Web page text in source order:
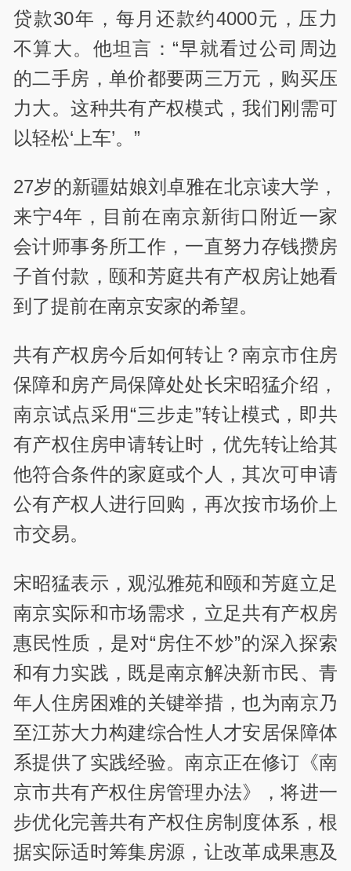
贷款30年，每月还款约4000元，压力
不算大。他坦言：“早就看过公司周边
的二手房，单价都要两三万元，购买压
力大。这种共有产权模式，我们刚需可
以轻松‘上车’。”
27岁的新疆姑娘刘卓雅在北京读大学，
来宁4年，目前在南京新街口附近一家
会计师事务所工作，一直努力存钱攒房
子首付款，颐和芳庭共有产权房让她看
到了提前在南京安家的希望。
共有产权房今后如何转让？南京市住房
保障和房产局保障处处长宋昭猛介绍，
南京试点采用“三步走”转让模式，即共
有产权住房申请转让时，优先转让给其
他符合条件的家庭或个人，其次可申请
公有产权人进行回购，再次按市场价上
市交易。
宋昭猛表示，观泓雅苑和颐和芳庭立足
南京实际和市场需求，立足共有产权房
惠民性质，是对“房住不炒”的深入探索
和有力实践，既是南京解决新市民、青
年人住房困难的关键举措，也为南京乃
至江苏大力构建综合性人才安居保障体
系提供了实践经验。南京正在修订《南
京市共有产权住房管理办法》，将进一
步优化完善共有产权住房制度体系，根
据实际适时筹集房源，让改革成果惠及